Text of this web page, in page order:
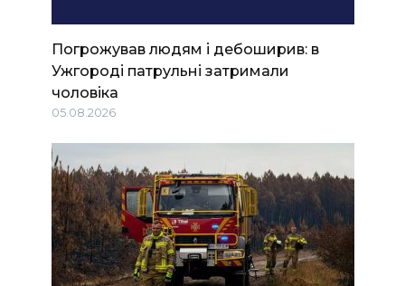
Погрожував людям і дебоширив: в
Ужгороді патрульні затримали
чоловіка
05.08.2026